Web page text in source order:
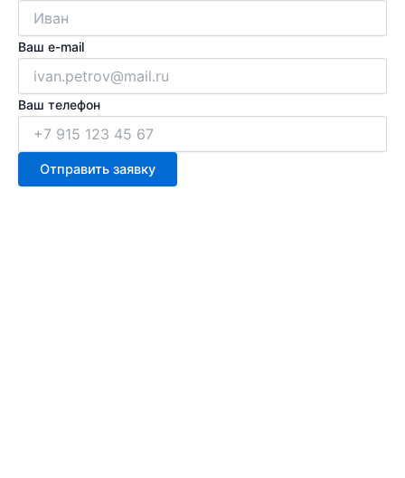
Ваш e-mail
Ваш телефон
Отправить заявку